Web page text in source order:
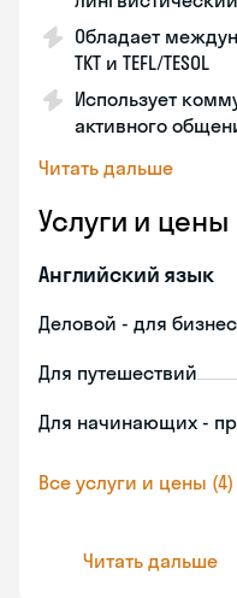
Обладает
TKT и TEFL/TESOL
Использует
активного
Читать дальше
Услуги и цены
Английский язык
Деловой - для
Для путешествий
Для начинающих -
Все услуги и цены (4)
Читать дальше